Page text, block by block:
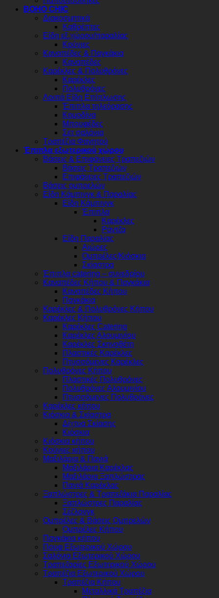
BOHO CHIC
Διακοσμητικά
Καθρέπτες
Είδη εξ.χώρου/παραλίας
Κούνιες
Καναπέδες & Παγκάκια
Καναπέδες
Καρέκλες & Πολυθρόνες
Καρέκλες
Πολυθρόνες
Λοιπά Είδη Επίπλωσης
Έπιπλα τηλεόρασης
Κομοδίνα
Μπουφέδες
Σετ σαλόνια
Τραπέζια Φαγητού
Έπιπλα εξωτερικού χώρου
Βάσεις & Επιφάνειες Τραπεζιών
Βάσεις Τραπεζιών
Επιφάνειες Τραπεζιών
Βάσεις ομπρελών
Είδη Κάμπινγκ & Παραλίας
Είδη Κάμπινγκ
Έπιπλα
Καρέκλες
Ράντζα
Είδη Παραλίας
Αιώρες
Ομπρέλες/Κιόσκια
Σκίαστρα
Έπιπλα catering – συνεδρίου
Καναπέδες Κήπου & Παγκάκια
Καναπέδες Κήπου
Παγκάκια
Καρέκλες & Πολυθρόνες Κήπου
Καρέκλες Κήπου
Καρέκλες Catering
Καρέκλες Αλουμινίου
Καρέκλες Σκηνοθέτη
Πλαστικές Καρέκλες
Πτυσσόμενες Καρέκλες
Πολυθρόνες Κήπου
Πλαστικές Πολυθρόνες
Πολυθρόνες Αλουμινίου
Πτυσσόμενες Πολυθρόνες
Καρέκλες κήπου
Κιόσκια & Σκίαστρα
Δίχτυα Σκίασης
Κιόσκια
Κιόσκια κήπου
Κούνιες κήπου
Μαξιλάρια & Πανιά
Μαξιλάρια Καρέκλας
Μαξιλάρια Ξαπλώστρας
Πανιά Καρέκλας
Ξαπλώστρες & Τραπεζάκια Παραλίας
Ξαπλώστρες Παραλίας
Σέζλονγκ
Ομπρέλες & Βάσεις Ομπρελών
Ομπρέλες Κήπου
Παγκάκια κήπου
Πουφ Εξωτερικού Χώρου
Σαλόνια Εξωτερικού Χώρου
Τραπεζαρίες Εξωτερικού Χώρου
Τραπέζια Εξωτερικού Χώρου
Τραπέζια Κήπου
Μεταλλικά Τραπέζια